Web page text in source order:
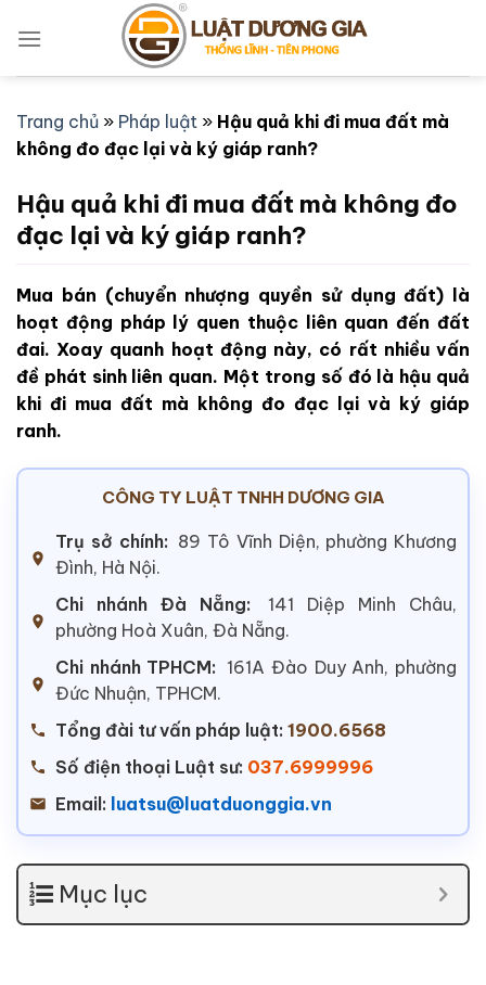
qua
Trang chủ » Pháp luật » Hậu quả khi đi mua đất mà
không đo đạc lại và ký giáp ranh?
Hậu quả khi đi mua đất mà không đo
đạc lại và ký giáp ranh?
Mua bán (chuyển nhượng quyền sử dụng đất) là
hoạt động pháp lý quen thuộc liên quan đến đất
đai. Xoay quanh hoạt động này, có rất nhiều vấn
đề phát sinh liên quan. Một trong số đó là hậu quả
khi đi mua đất mà không đo đạc lại và ký giáp
ranh.
CÔNG TY LUẬT TNHH DƯƠNG GIA
Trụ sở chính: 89 Tô Vĩnh Diện, phường Khương
Đình, Hà Nội.
Chi nhánh Đà Nẵng:
141 Diệp Minh Châu,
phường Hoà Xuân, Đà Nẵng.
Chi nhánh TPHCM: 161A Đào Duy Anh, phường
Đức Nhuận, TPHCM.
Tổng đài tư vấn pháp luật: 1900.6568
Số điện thoại Luật sư: 037.6999996
Email: luatsu@luatduonggia.vn
Mục lục